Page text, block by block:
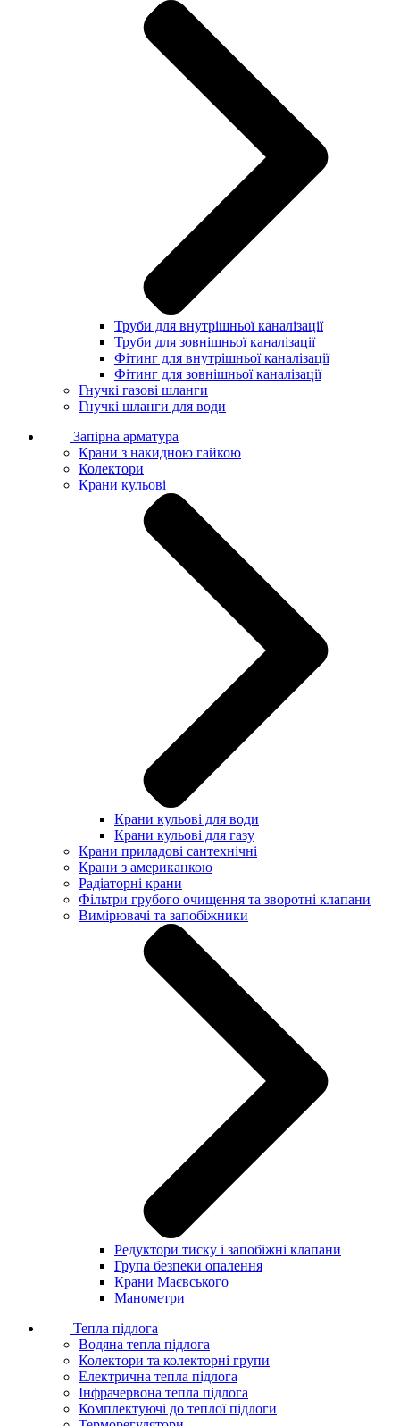
Труби для внутрішньої каналізації
Труби для зовнішньої каналізації
Фітинг для внутрішньої каналізації
Фітинг для зовнішньої каналізації
Гнучкі газові шланги
Гнучкі шланги для води
Запірна арматура
Крани з накидною гайкою
Колектори
Крани кульові
Крани кульові для води
Крани кульові для газу
Крани приладові сантехнічні
Крани з американкою
Радіаторні крани
Фільтри грубого очищення та зворотні клапани
Вимірювачі та запобіжники
Редуктори тиску і запобіжні клапани
Група безпеки опалення
Крани Маєвського
Манометри
Тепла підлога
Водяна тепла підлога
Колектори та колекторні групи
Електрична тепла підлога
Інфрачервона тепла підлога
Комплектуючі до теплої підлоги